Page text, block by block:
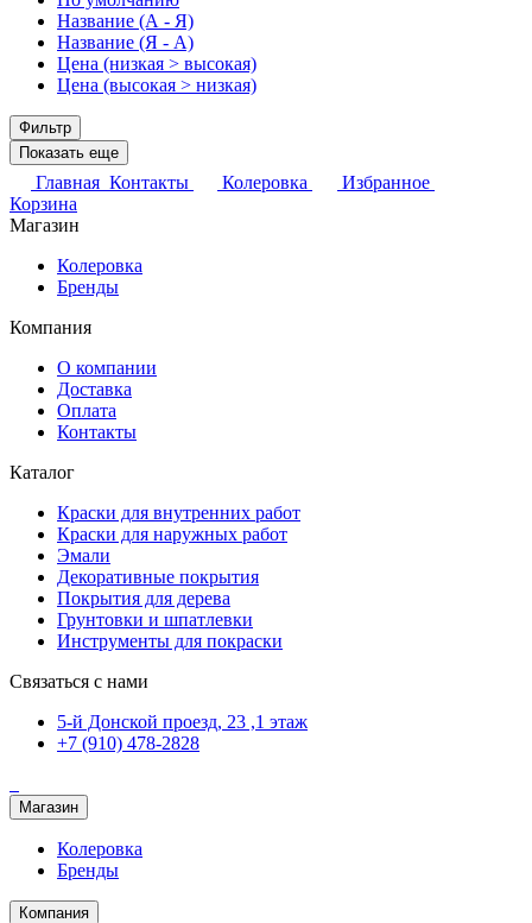
Название (А - Я)
Название (Я - А)
Цена (низкая > высокая)
Цена (высокая > низкая)
Фильтр
Показать еще
Главная Контакты Колеровка
Избранное
Корзина
Магазин
Колеровка
Бренды
Компания
О компании
Доставка
Оплата
Контакты
Каталог
Краски для внутренних работ
Краски для наружных работ
Эмали
Декоративные покрытия
Покрытия для дерева
Грунтовки и шпатлевки
Инструменты для покраски
Связаться с нами
5-й Донской проезд, 23 ,1 этаж
+7 (910) 478-2828
Магазин
Колеровка
Бренды
Компания